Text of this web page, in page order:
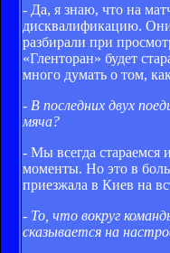
- Да, я знаю, что на
дисквалификацию. Они
разбирали при
«Гленторан» будет
много думать о том,
- В последних двух
мяча?
- Мы всегда стараемся
моменты. Но это в
приезжала в Киев на
- То, что вокруг
сказывается на